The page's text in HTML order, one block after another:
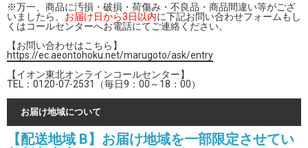
※万一、商品に汚損・破損・荷傷み・不良品・商品間違い等がござ
いましたら、 お届け日から3日以内に下記お問い合わせフォームもし
くはコールセンターへお電話にてご連絡ください。
【お問い合わせはこちら】
https://ec.aeontohoku.net/marugoto/ask/entry
【イオン東北オンラインコールセンター】
TEL：0120-07-2531（毎日9：00～18：00）
お届け地域について
【配送地域 B】お届け地域を一部限定させてい